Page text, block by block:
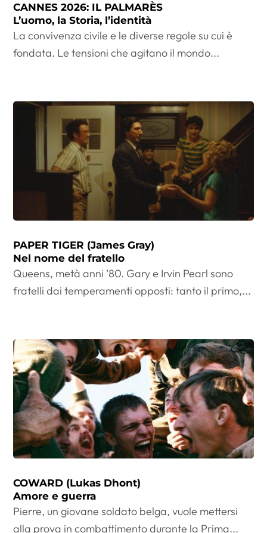
CANNES 2026: IL PALMARÈS
L’uomo, la Storia, l’identità
La convivenza civile e le diverse regole su cui è
fondata. Le tensioni che agitano il mondo...
PAPER TIGER (James Gray)
Nel nome del fratello
Queens, metà anni ’80. Gary e Irvin Pearl sono
fratelli dai temperamenti opposti: tanto il primo,...
COWARD (Lukas Dhont)
Amore e guerra
Pierre, un giovane soldato belga, vuole mettersi
alla prova in combattimento durante la Prima...